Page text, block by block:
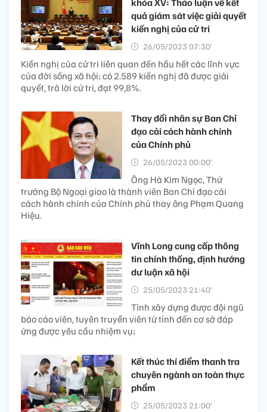
quả giám sát việc giải quyết
kiến nghị của cử tri
26/05/2023 07:30’
Kiến nghị của cử tri liên quan đến hầu hết các lĩnh vực
của đời sống xã hội; có 2.589 kiến nghị đã được giải
quyết, trả lời cử tri, đạt 99,8%.
Thay đổi nhân sự Ban Chỉ
đạo cải cách hành chính
của Chính phủ
26/05/2023 00:00’
Ông Hà Kim Ngọc, Thứ
trưởng Bộ Ngoại giao là thành viên Ban Chỉ đạo cải
cách hành chính của Chính phủ thay ông Phạm Quang
Hiệu.
Vĩnh Long cung cấp thông
tin chính thống, định hướng
dư luận xã hội
25/05/2023 21:40’
Tỉnh xây dựng được đội ngũ
báo cáo viên, tuyên truyền viên từ tỉnh đến cơ sở đáp
ứng được yêu cầu nhiệm vụ;
Kết thúc thí điểm thanh tra
chuyên ngành an toàn thực
phẩm
25/05/2023 21:00’